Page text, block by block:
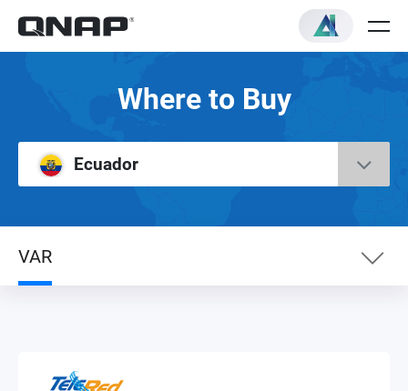
Where to Buy
Ecuador
VAR